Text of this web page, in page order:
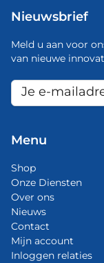
Nieuwsbrief
Meld u aan voor
van nieuwe
Menu
Shop
Onze Diensten
Over ons
Nieuws
Contact
Mijn account
Inloggen relaties